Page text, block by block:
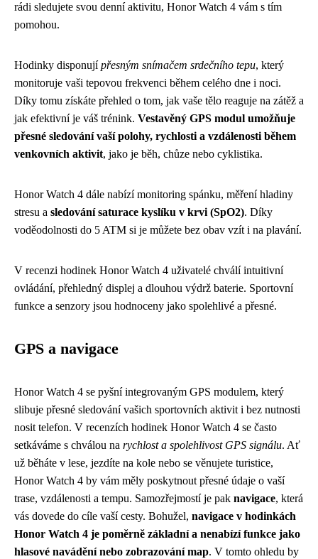
rádi sledujete svou denní aktivitu, Honor Watch 4 vám s tím
pomohou.
Hodinky disponujípřesným snímačem srdečního tepu, který
monitoruje vaši tepovou frekvenci během celého dne i noci.
Díky tomu získáte přehled o tom, jak vaše tělo reaguje na zátěž a
jak efektivní je váš trénink. Vestavěný GPS modul umožňuje
přesné sledování vaší polohy, rychlosti a vzdálenosti během
venkovních aktivit, jako je běh, chůze nebo cyklistika.
Honor Watch 4 dále nabízí monitoring spánku, měření hladiny
stresu a sledování saturace kyslíku v krvi (SpO2). Díky
voděodolnosti do 5 ATM si je můžete bez obav vzít i na plavání.
V recenzi hodinek Honor Watch 4 uživatelé chválí intuitivní
ovládání, přehledný displej a dlouhou výdrž baterie. Sportovní
funkce a senzory jsou hodnoceny jako spolehlivé a přesné.
GPS a navigace
Honor Watch 4 se pyšní integrovaným GPS modulem, který
slibuje přesné sledování vašich sportovních aktivit i bez nutnosti
nosit telefon. V recenzích hodinek Honor Watch 4 se často
setkáváme s chválou na rychlost a spolehlivost GPS signálu. Ať
už běháte v lese, jezdíte na kole nebo se věnujete turistice,
Honor Watch 4 by vám měly poskytnout přesné údaje o vaší
trase, vzdálenosti a tempu. Samozřejmostí je pak navigace, která
vás dovede do cíle vaší cesty. Bohužel, navigace v hodinkách
Honor Watch 4 je poměrně základní a nenabízí funkce jako
hlasové navádění nebo zobrazování map. V tomto ohledu by